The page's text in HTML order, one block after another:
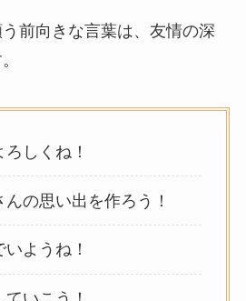
前向きな言葉は、友情の深
しくね！
んの思い出を作ろう！
ようね！